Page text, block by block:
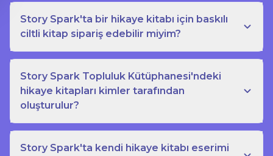
Story Spark'ta bir hikaye kitabı için baskılı
ciltli kitap sipariş edebilir miyim?
Story Spark Topluluk Kütüphanesi'ndeki
hikaye kitapları kimler tarafından
oluşturulur?
Story Spark'ta kendi hikaye kitabı eserimi